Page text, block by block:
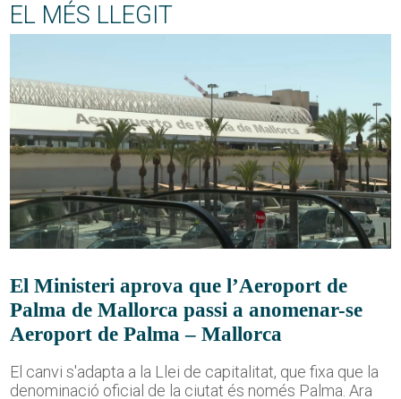
EL MÉS LLEGIT
El Ministeri aprova que l’Aeroport de
Palma de Mallorca passi a anomenar-se
Aeroport de Palma – Mallorca
El canvi s'adapta a la Llei de capitalitat, que fixa que la
denominació oficial de la ciutat és només Palma. Ara